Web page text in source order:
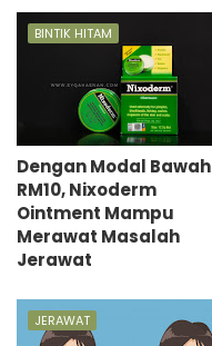
BINTIK HITAM
Dengan Modal Bawah
RM10, Nixoderm
Ointment Mampu
Merawat Masalah
Jerawat
JERAWAT